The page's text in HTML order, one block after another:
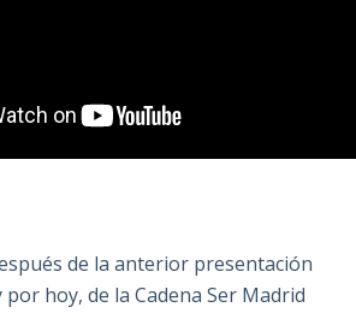
de la anterior presentación
hoy, de la Cadena Ser Madrid